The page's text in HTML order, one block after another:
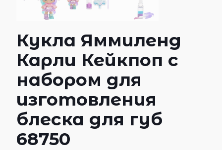
Кукла Яммиленд
Карли Кейкпоп с
набором для
изготовления
блеска для губ
68750